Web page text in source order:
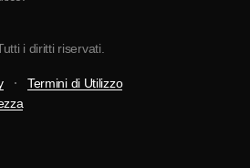
i diritti riservati.
Termini di Utilizzo